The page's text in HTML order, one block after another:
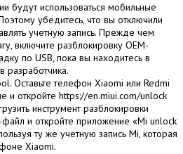
будут использоваться мобильные
убедитесь, что вы отключили
учетную запись. Прежде чем
включите разблокировку OEM-
по USB, пока вы находитесь в
разработчика.
Оставьте телефон Xiaomi или Redmi
и откройте https://en.miui.com/unlock
инструмент разблокировки
файл и откройте приложение «Mi unlock
ту же учетную запись Mi, которая
Xiaomi.